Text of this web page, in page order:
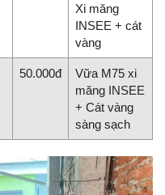
Xi măng
INSEE + cát
vàng
50.000đ
Vữa M75 xi
măng INSEE
+ Cát vàng
sàng sạch